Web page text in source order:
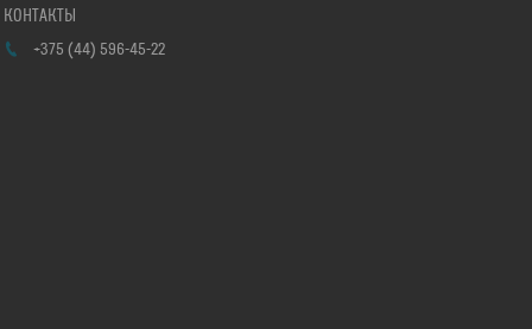
+375 (44) 596-45-22